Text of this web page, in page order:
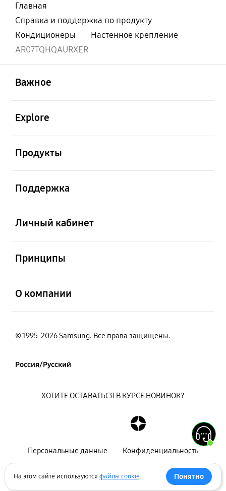
Главная
Справка и поддержка по продукту
Кондиционеры
Настенное крепление
AR07TQHQAURXER
Важное
Explore
Продукты
Поддержка
Личный кабинет
Принципы
О компании
© 1995-2026 Samsung. Все права защищены.
Россия/Русский
Персональные данные Конфиденциальность
ХОТИТЕ ОСТАВАТЬСЯ В КУРСЕ НОВИНОК?
На этом сайте используются файлы cookie. Понятно